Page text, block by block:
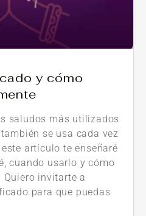
y cómo
saludos más utilizados
se usa cada vez
artículo te enseñaré
cuando usarlo y cómo
Quiero invitarte a
para que puedas